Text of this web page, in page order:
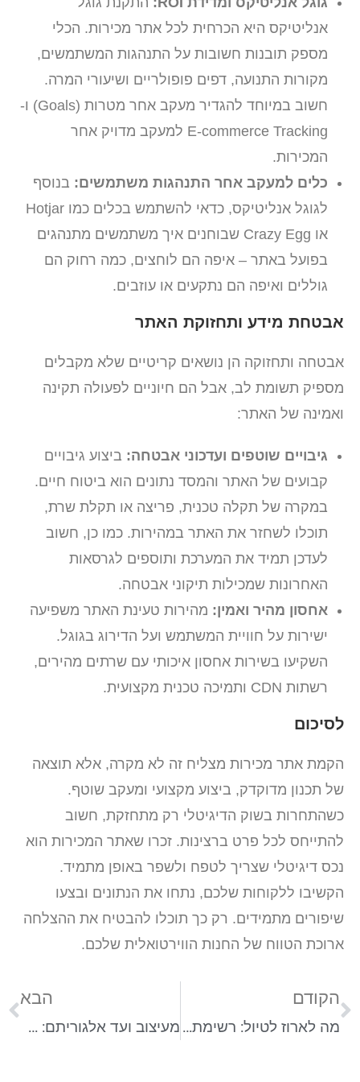
אנליטיקס היא הכרחית לכל אתר מכירות. הכלי
מספק תובנות חשובות על התנהגות המשתמשים,
מקורות התנועה, דפים פופולריים ושיעורי המרה.
חשוב במיוחד להגדיר מעקב אחר מטרות (Goals) ו-
E-commerce Tracking למעקב מדויק אחר
המכירות.
כלים למעקב אחר התנהגות משתמשים: בנוסף
לגוגל אנליטיקס, כדאי להשתמש בכלים כמו Hotjar
או Crazy Egg שבוחנים איך משתמשים מתנהגים
בפועל באתר – איפה הם לוחצים, כמה רחוק הם
גוללים ואיפה הם נתקעים או עוזבים.
אבטחת מידע ותחזוקת האתר
אבטחה ותחזוקה הן נושאים קריטיים שלא מקבלים
מספיק תשומת לב, אבל הם חיוניים לפעולה תקינה
ואמינה של האתר:
גיבויים שוטפים ועדכוני אבטחה: ביצוע גיבויים
קבועים של האתר והמסד נתונים הוא ביטוח חיים.
במקרה של תקלה טכנית, פריצה או תקלת שרת,
תוכלו לשחזר את האתר במהירות. כמו כן, חשוב
לעדכן תמיד את המערכת ותוספים לגרסאות
האחרונות שמכילות תיקוני אבטחה.
אחסון מהיר ואמין: מהירות טעינת האתר משפיעה
ישירות על חוויית המשתמש ועל הדירוג בגוגל.
השקיעו בשירות אחסון איכותי עם שרתים מהירים,
רשתות CDN ותמיכה טכנית מקצועית.
לסיכום
הקמת אתר מכירות מצליח זה לא מקרה, אלא תוצאה
של תכנון מדוקדק, ביצוע מקצועי ומעקב שוטף.
כשהתחרות בשוק הדיגיטלי רק מתחזקת, חשוב
להתייחס לכל פרט ברצינות. זכרו שאתר המכירות הוא
נכס דיגיטלי שצריך לטפח ולשפר באופן מתמיד.
הקשיבו ללקוחות שלכם, נתחו את הנתונים ובצעו
שיפורים מתמידים. רק כך תוכלו להבטיח את ההצלחה
ארוכת הטווח של החנות הווירטואלית שלכם.
הקודם
מה לארוז לטיול: רשימת ציוד מלאה לכל סוג טיול ויעד
הבא
מעיצוב ועד אלגוריתם: מה זה קניין רוחני ואיך מגינים עליו?